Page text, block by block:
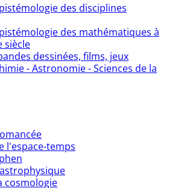
des disciplines
des mathématiques à
siècle
dessinées, films, jeux
- Astronomie - Sciences de la
l'espace-temps
cosmologie